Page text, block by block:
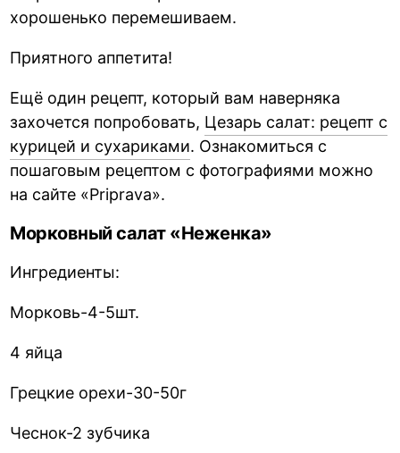
хорошенько перемешиваем.
Приятного аппетита!
Ещё один рецепт, который вам наверняка
захочется попробовать, Цезарь салат: рецепт с
курицей и сухариками. Ознакомиться с
пошаговым рецептом с фотографиями можно
на сайте «Priprava».
Морковный салат «Неженка»
Ингредиенты:
Морковь-4-5шт.
4 яйца
Грецкие орехи-30-50г
Чеснок-2 зубчика